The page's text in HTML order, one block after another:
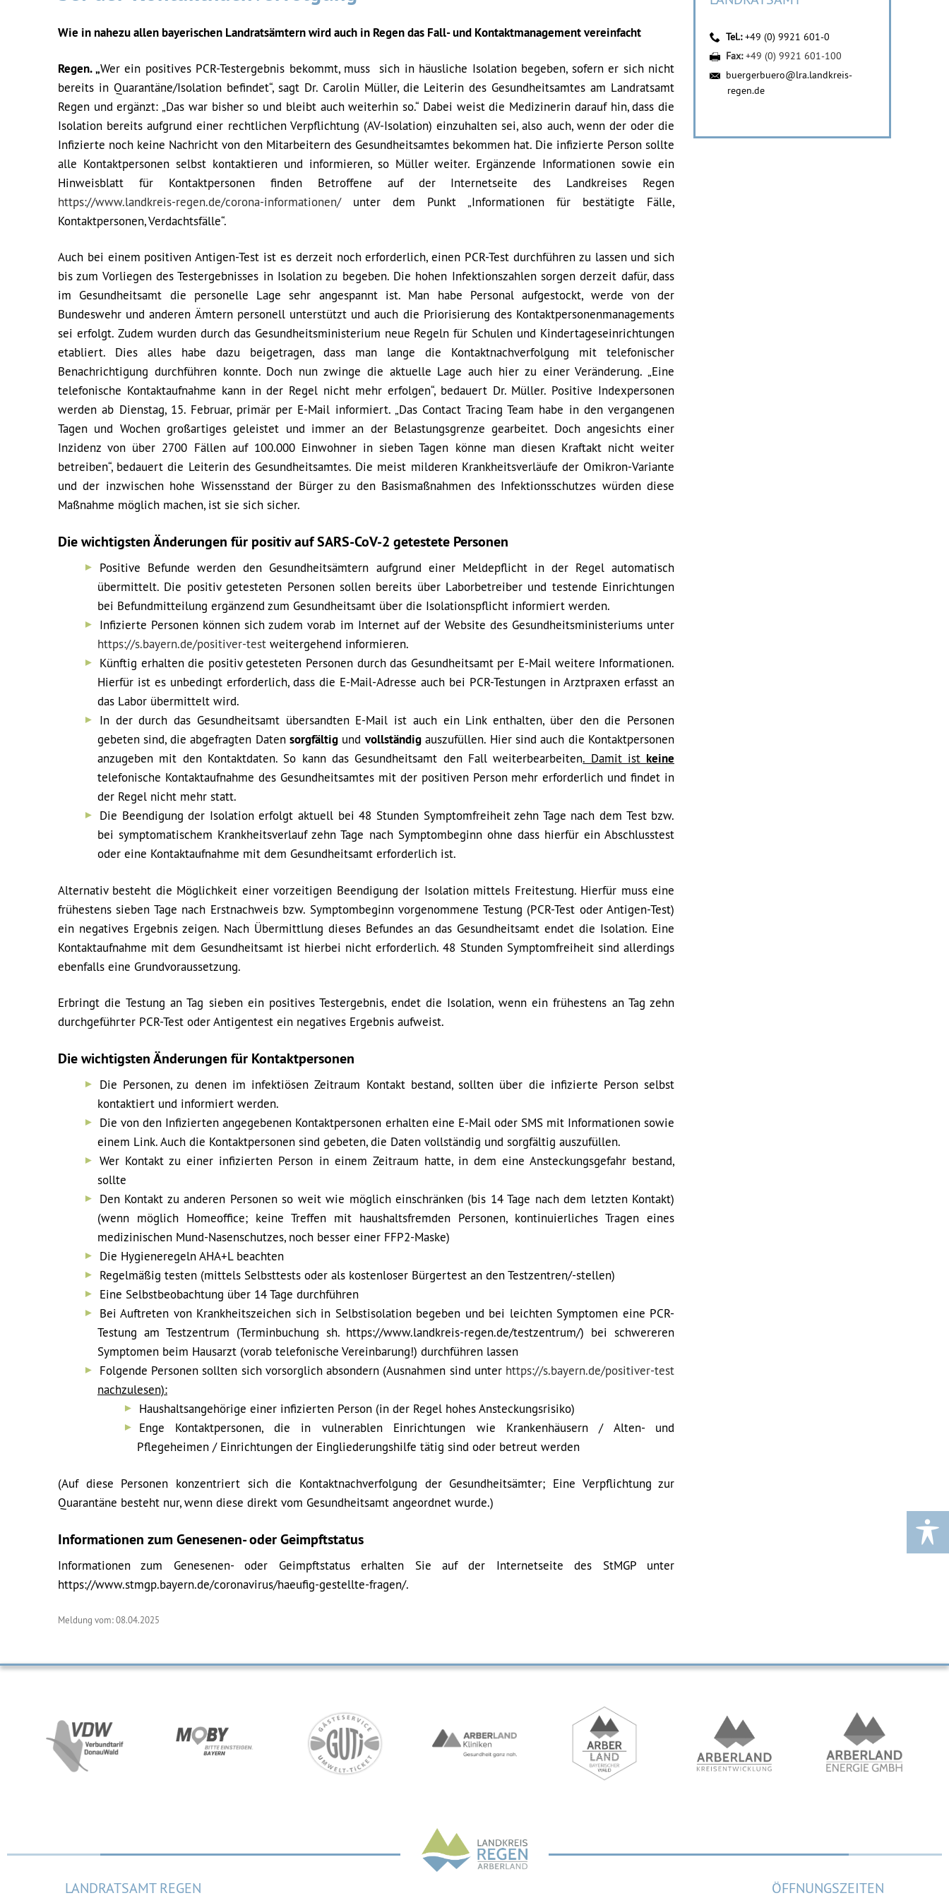
Wie in nahezu allen bayerischen Landratsämtern wird auch in Regen das Fall- und Kontaktmanagement vereinfacht
Regen. „Wer ein positives PCR-Testergebnis bekommt, muss sich in häusliche Isolation begeben, sofern er sich nicht
bereits in Quarantäne/Isolation befindet“, sagt Dr. Carolin Müller, die Leiterin des Gesundheitsamtes am Landratsamt
Regen und ergänzt: „Das war bisher so und bleibt auch weiterhin so.“ Dabei weist die Medizinerin darauf hin, dass die
Isolation bereits aufgrund einer rechtlichen Verpflichtung (AV-Isolation) einzuhalten sei, also auch, wenn der oder die
Infizierte noch keine Nachricht von den Mitarbeitern des Gesundheitsamtes bekommen hat. Die infizierte Person sollte
alle Kontaktpersonen selbst kontaktieren und informieren, so Müller weiter. Ergänzende Informationen sowie ein
Hinweisblatt für Kontaktpersonen finden Betroffene auf der Internetseite des Landkreises Regen
https://www.landkreis-regen.de/corona-informationen/unter dem Punkt „Informationen für bestätigte Fälle,
Kontaktpersonen, Verdachtsfälle“.
Auch bei einem positiven Antigen-Test ist es derzeit noch erforderlich, einen PCR-Test durchführen zu lassen und sich
bis zum Vorliegen des Testergebnisses in Isolation zu begeben. Die hohen Infektionszahlen sorgen derzeit dafür, dass
im Gesundheitsamt die personelle Lage sehr angespannt ist. Man habe Personal aufgestockt, werde von der
Bundeswehr und anderen Ämtern personell unterstützt und auch die Priorisierung des Kontaktpersonenmanagements
sei erfolgt. Zudem wurden durch das Gesundheitsministerium neue Regeln für Schulen und Kindertageseinrichtungen
etabliert. Dies alles habe dazu beigetragen, dass man lange die Kontaktnachverfolgung mit telefonischer
Benachrichtigung durchführen konnte. Doch nun zwinge die aktuelle Lage auch hier zu einer Veränderung. „Eine
telefonische Kontaktaufnahme kann in der Regel nicht mehr erfolgen“, bedauert Dr. Müller. Positive Indexpersonen
werden ab Dienstag, 15. Februar, primär per E-Mail informiert. „Das Contact Tracing Team habe in den vergangenen
Tagen und Wochen großartiges geleistet und immer an der Belastungsgrenze gearbeitet. Doch angesichts einer
Inzidenz von über 2700 Fällen auf 100.000 Einwohner in sieben Tagen könne man diesen Kraftakt nicht weiter
betreiben“, bedauert die Leiterin des Gesundheitsamtes. Die meist milderen Krankheitsverläufe der Omikron-Variante
und der inzwischen hohe Wissensstand der Bürger zu den Basismaßnahmen des Infektionsschutzes würden diese
Maßnahme möglich machen, ist sie sich sicher.
Die wichtigsten Änderungen für positiv auf SARS-CoV-2 getestete Personen
Positive Befunde werden den Gesundheitsämtern aufgrund einer Meldepflicht in der Regel automatisch
übermittelt. Die positiv getesteten Personen sollen bereits über Laborbetreiber und testende Einrichtungen
bei Befundmitteilung ergänzend zum Gesundheitsamt über die Isolationspflicht informiert werden.
Infizierte Personen können sich zudem vorab im Internet auf der Website des Gesundheitsministeriums unter
https://s.bayern.de/positiver-test weitergehend informieren.
Künftig erhalten die positiv getesteten Personen durch das Gesundheitsamt per E-Mail weitere Informationen.
Hierfür ist es unbedingt erforderlich, dass die E-Mail-Adresse auch bei PCR-Testungen in Arztpraxen erfasst an
das Labor übermittelt wird.
In der durch das Gesundheitsamt übersandten E-Mail ist auch ein Link enthalten, über den die Personen
gebeten sind, die abgefragten Daten sorgfältig und vollständigauszufüllen. Hier sind auch die Kontaktpersonen
anzugeben mit den Kontaktdaten. So kann das Gesundheitsamt den Fall weiterbearbeiten. Damit ist keine
telefonische Kontaktaufnahme des Gesundheitsamtes mit der positiven Person mehr erforderlich und findet in
der Regel nicht mehr statt.
Die Beendigung der Isolation erfolgt aktuell bei 48 Stunden Symptomfreiheit zehn Tage nach dem Test bzw.
bei symptomatischem Krankheitsverlauf zehn Tage nach Symptombeginn ohne dass hierfür ein Abschlusstest
oder eine Kontaktaufnahme mit dem Gesundheitsamt erforderlich ist.
Alternativ besteht die Möglichkeit einer vorzeitigen Beendigung der Isolation mittels Freitestung. Hierfür muss eine
frühestens sieben Tage nach Erstnachweis bzw. Symptombeginn vorgenommene Testung (PCR-Test oder Antigen-Test)
ein negatives Ergebnis zeigen. Nach Übermittlung dieses Befundes an das Gesundheitsamt endet die Isolation. Eine
Kontaktaufnahme mit dem Gesundheitsamt ist hierbei nicht erforderlich. 48 Stunden Symptomfreiheit sind allerdings
ebenfalls eine Grundvoraussetzung.
Erbringt die Testung an Tag sieben ein positives Testergebnis, endet die Isolation, wenn ein frühestens an Tag zehn
durchgeführter PCR-Test oder Antigentest ein negatives Ergebnis aufweist.
Die wichtigsten Änderungen für Kontaktpersonen
Die Personen, zu denen im infektiösen Zeitraum Kontakt bestand, sollten über die infizierte Person selbst
kontaktiert und informiert werden.
Die von den Infizierten angegebenen Kontaktpersonen erhalten eine E-Mail oder SMS mit Informationen sowie
einem Link. Auch die Kontaktpersonen sind gebeten, die Daten vollständig und sorgfältig auszufüllen.
Wer Kontakt zu einer infizierten Person in einem Zeitraum hatte, in dem eine Ansteckungsgefahr bestand,
sollte
Den Kontakt zu anderen Personen so weit wie möglich einschränken (bis 14 Tage nach dem letzten Kontakt)
(wenn möglich Homeoffice; keine Treffen mit haushaltsfremden Personen, kontinuierliches Tragen eines
medizinischen Mund-Nasenschutzes, noch besser einer FFP2-Maske)
Die Hygieneregeln AHA+L beachten
Regelmäßig testen (mittels Selbsttests oder als kostenloser Bürgertest an den Testzentren/-stellen)
Eine Selbstbeobachtung über 14 Tage durchführen
Bei Auftreten von Krankheitszeichen sich in Selbstisolation begeben und bei leichten Symptomen eine PCR-
Testung am Testzentrum (Terminbuchung sh. https://www.landkreis-regen.de/testzentrum/) bei schwereren
Symptomen beim Hausarzt (vorab telefonische Vereinbarung!) durchführen lassen
Folgende Personen sollten sich vorsorglich absondern (Ausnahmen sind unter https://s.bayern.de/positiver-test
nachzulesen):
Haushaltsangehörige einer infizierten Person (in der Regel hohes Ansteckungsrisiko)
Enge Kontaktpersonen, die in vulnerablen Einrichtungen wie Krankenhäusern / Alten- und
Pflegeheimen / Einrichtungen der Eingliederungshilfe tätig sind oder betreut werden
(Auf diese Personen konzentriert sich die Kontaktnachverfolgung der Gesundheitsämter; Eine Verpflichtung zur
Quarantäne besteht nur, wenn diese direkt vom Gesundheitsamt angeordnet wurde.)
Informationen zum Genesenen- oder Geimpftstatus
Informationen zum Genesenen- oder Geimpftstatus erhalten Sie auf der Internetseite des StMGP unter
https://www.stmgp.bayern.de/coronavirus/haeufig-gestellte-fragen/.
Meldung vom: 08.04.2025
Tel.:+49 (0) 9921 601-0
Fax:+49 (0) 9921 601-100
buergerbuero@lra.landkreis-
regen.de
LANDRATSAMT REGEN ÖFFNUNGSZEITEN